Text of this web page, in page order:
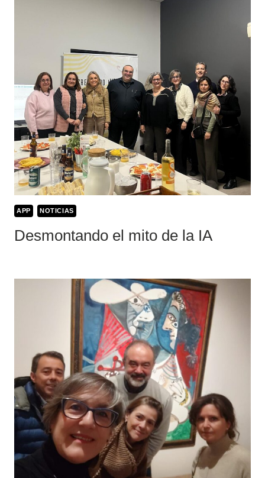
APP NOTICIAS
Desmontando el mito de la IA